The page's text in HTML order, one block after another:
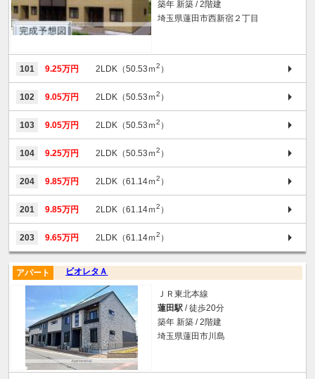
築年 新築 / 2階建
埼玉県蓮田市西新宿２丁目
101 9.25万円 2LDK（50.53ｍ2 ）
102 9.05万円 2LDK（50.53ｍ2 ）
103 9.05万円 2LDK（50.53ｍ2 ）
104 9.25万円 2LDK（50.53ｍ2 ）
204 9.85万円 2LDK（61.14ｍ2 ）
201 9.85万円 2LDK（61.14ｍ2 ）
203 9.65万円 2LDK（61.14ｍ2 ）
ビオレタＡ
アパート
ＪＲ東北本線
蓮田駅 / 徒歩20分
築年 新築 / 2階建
埼玉県蓮田市川島